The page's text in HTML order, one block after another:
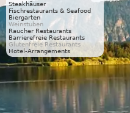
Steakhäuser
Fischrestaurants & Seafood
Biergarten
Weinstuben
Raucher Restaurants
Barrierefreie Restaurants
Glutenfreie Restaurants
Hotel-Arrangements